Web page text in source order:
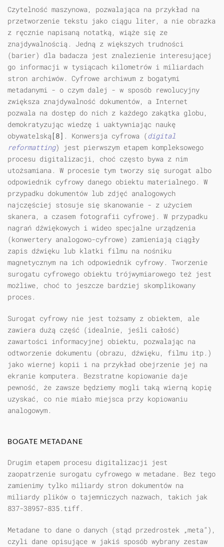
Czytelność maszynowa, pozwalająca na przykład na
przetworzenie tekstu jako ciągu liter, a nie obrazka
z ręcznie napisaną notatką, wiąże się ze
znajdywalnością. Jedną z większych trudności
(barier) dla badacza jest znalezienie interesującej
go informacji w tysiącach kilometrów i miliardach
stron archiwów. Cyfrowe archiwum z bogatymi
metadanymi - o czym dalej - w sposób rewolucyjny
zwiększa znajdywalność dokumentów, a Internet
pozwala na dostęp do nich z każdego zakątka globu,
demokratyzując wiedzę i uaktywniając naukę
obywatelską[8] . Konwersja cyfrowa ( digital
reformatting) jest pierwszym etapem kompleksowego
procesu digitalizacji, choć często bywa z nim
utożsamiana. W procesie tym tworzy się surogat albo
odpowiednik cyfrowy danego obiektu materialnego. W
przypadku dokumentów lub zdjęć analogowych
najczęściej stosuje się skanowanie - z użyciem
skanera, a czasem fotografii cyfrowej. W przypadku
nagrań dźwiękowych i wideo specjalne urządzenia
(konwertery analogowo-cyfrowe) zamieniają ciągły
zapis dźwięku lub klatki filmu na nośniku
magnetycznym na ich odpowiednik cyfrowy. Tworzenie
surogatu cyfrowego obiektu trójwymiarowego też jest
możliwe, choć to jeszcze bardziej skomplikowany
proces.
Surogat cyfrowy nie jest tożsamy z obiektem, ale
zawiera dużą część (idealnie, jeśli całość)
zawartości informacyjnej obiektu, pozwalając na
odtworzenie dokumentu (obrazu, dźwięku, filmu itp.)
jako wiernej kopii i na przykład obejrzenie jej na
ekranie komputera. Bezstratne kopiowanie daje
pewność, że zawsze będziemy mogli taką wierną kopię
uzyskać, co nie miało miejsca przy kopiowaniu
analogowym.
BOGATE METADANE
Drugim etapem procesu digitalizacji jest
zaopatrzenie surogatu cyfrowego w metadane. Bez tego
zamienimy tylko miliardy stron dokumentów na
miliardy plików o tajemniczych nazwach, takich jak
837-38957-835.tiff.
Metadane to dane o danych (stąd przedrostek „meta”),
czyli dane opisujące w jakiś sposób wybrany zestaw